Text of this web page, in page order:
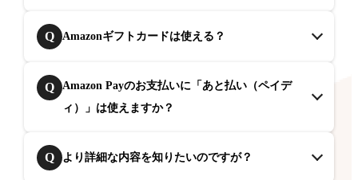
Q Amazonギフトカードは使える？
Q
Amazon Payのお支払いに「あと払い（ペイデ
ィ）」は使えますか？
Q より詳細な内容を知りたいのですが？